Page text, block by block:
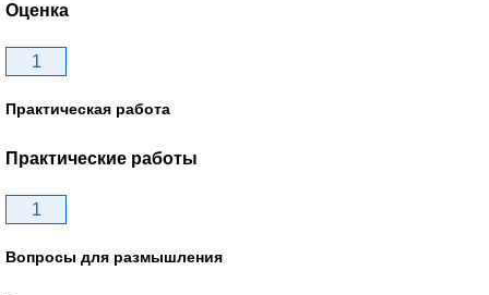
Оценка
1
Практическая работа
Практические работы
1
Вопросы для размышления